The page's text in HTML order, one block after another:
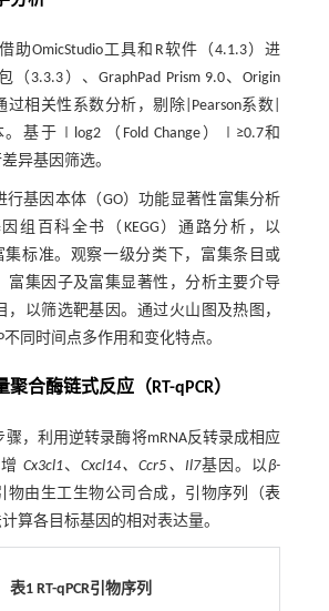
助OmicStudio工具和R软件（4.1.3）进
（3.3.3）、GraphPad Prism 9.0、Origin
过相关性系数分析，剔除|Pearson系数|
基于∣log2 （Fold Change）∣≥0.7和
异基因筛选。
行基因本体（GO）功能显著性富集分析
组百科全书（KEGG）通路分析，以
集标准。观察一级分类下，富集条目或
富集因子及富集显著性，分析主要介导
，以筛选靶基因。通过火山图及热图，
不同时间点多作用和变化特点。
合酶链式反应（RT-qPCR）
，利用逆转录酶将mRNA反转录成相应
Cx3cl1、Cxcl14、Ccr5、Il7基因。以β-
物由生工生物公司合成，引物序列（表
算各目标基因的相对表达量。
表1 RT-qPCR引物序列